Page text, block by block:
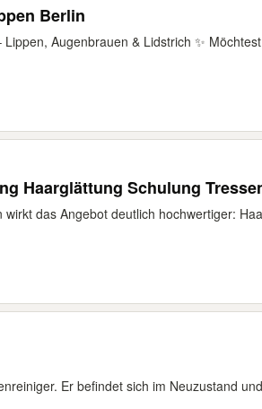
Berlin
Augenbrauen & Lidstrich ✨
Haarglättung Schulung
das Angebot deutlich hochwertiger:
Er befindet sich im Neuzustand